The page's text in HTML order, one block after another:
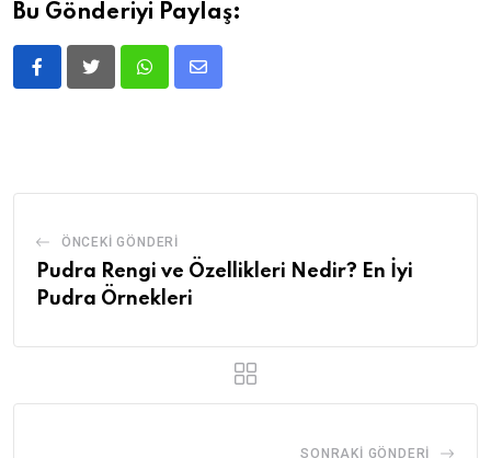
Bu Gönderiyi Paylaş:
ÖNCEKI GÖNDERI
Pudra Rengi ve Özellikleri Nedir? En İyi
Pudra Örnekleri
SONRAKI GÖNDERI